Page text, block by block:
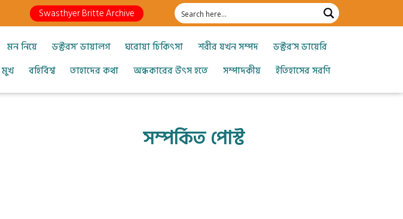
Swasthyer Britte Archive
মন নিয়ে ডক্টরস’ ডায়ালগ ঘরোয়া চিকিৎসা শরীর যখন সম্পদ
ডক্টর’স ডায়েরি
মুখ বহির্বিশ্ব তাহাদের কথা অন্ধকারের উৎস হতে সম্পাদকীয় ইতিহাসের সরণি
সম্পর্কিত পোস্ট